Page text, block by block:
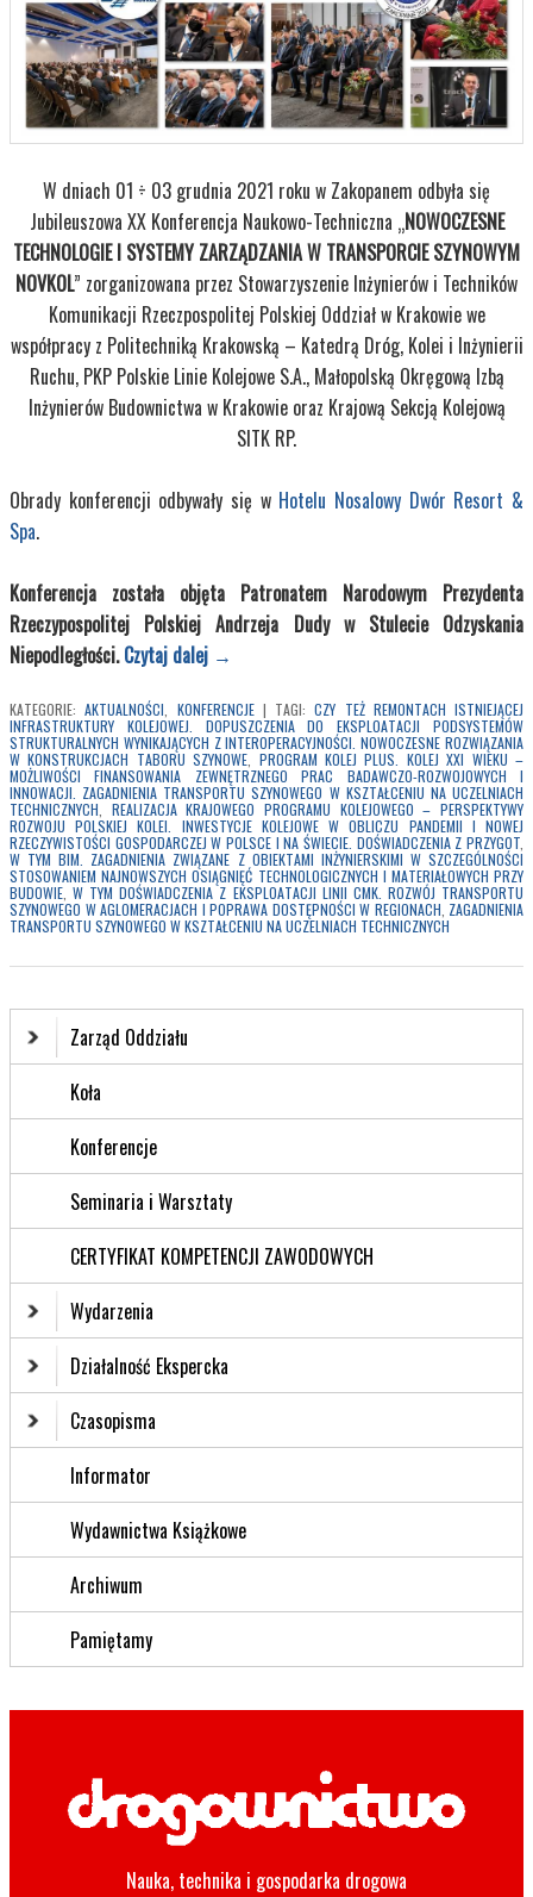
W dniach 01 ÷ 03 grudnia 2021 roku w Zakopanem odbyła się
Jubileuszowa XX Konferencja Naukowo-Techniczna „NOWOCZESNE
TECHNOLOGIE I SYSTEMY ZARZĄDZANIA W TRANSPORCIE SZYNOWYM
NOVKOL” zorganizowana przez Stowarzyszenie Inżynierów i Techników
Komunikacji Rzeczpospolitej Polskiej Oddział w Krakowie we
współpracy z Politechniką Krakowską – Katedrą Dróg, Kolei i Inżynierii
Ruchu, PKP Polskie Linie Kolejowe S.A., Małopolską Okręgową Izbą
Inżynierów Budownictwa w Krakowie oraz Krajową Sekcją Kolejową
SITK RP.
Obrady konferencji odbywały się w Hotelu Nosalowy Dwór Resort &
Spa.
Konferencja została objęta Patronatem Narodowym Prezydenta
Rzeczypospolitej Polskiej Andrzeja Dudy w Stulecie Odzyskania
Niepodległości.Czytaj dalej →
KATEGORIE: AKTUALNOŚCI KONFERENCJE | TAGI: CZY TEŻ REMONTACH ISTNIEJĄCEJ
INFRASTRUKTURY KOLEJOWEJ. DOPUSZCZENIA DO EKSPLOATACJI PODSYSTEMÓW
STRUKTURALNYCH WYNIKAJĄCYCH Z INTEROPERACYJNOŚCI. NOWOCZESNE ROZWIĄZANIA
W KONSTRUKCJACH TABORU SZYNOWE PROGRAM KOLEJ PLUS. KOLEJ XXI WIEKU –
MOŻLIWOŚCI FINANSOWANIA ZEWNĘTRZNEGO PRAC BADAWCZO-ROZWOJOWYCH I
INNOWACJI. ZAGADNIENIA TRANSPORTU SZYNOWEGO W KSZTAŁCENIU NA UCZELNIACH
TECHNICZNYCH
REALIZACJA KRAJOWEGO PROGRAMU KOLEJOWEGO – PERSPEKTYWY
ROZWOJU POLSKIEJ KOLEI. INWESTYCJE KOLEJOWE W OBLICZU PANDEMII I NOWEJ
RZECZYWISTOŚCI GOSPODARCZEJ W POLSCE I NA ŚWIECIE. DOŚWIADCZENIA Z PRZYGOT
W TYM BIM. ZAGADNIENIA ZWIĄZANE Z OBIEKTAMI INŻYNIERSKIMI W SZCZEGÓLNOŚCI
STOSOWANIEM NAJNOWSZYCH OSIĄGNIĘĆ TECHNOLOGICZNYCH I MATERIAŁOWYCH PRZY
BUDOWIE ,W TYM DOŚWIADCZENIA Z EKSPLOATACJI LINII CMK. ROZWÓJ TRANSPORTU
SZYNOWEGO W AGLOMERACJACH I POPRAWA DOSTĘPNOŚCI W REGIONACH ZAGADNIENIA
TRANSPORTU SZYNOWEGO W KSZTAŁCENIU NA UCZELNIACH TECHNICZNYCH
Zarząd Oddziału
Koła
Konferencje
Seminaria i Warsztaty
CERTYFIKAT KOMPETENCJI ZAWODOWYCH
Wydarzenia
Działalność Ekspercka
Czasopisma
Informator
Wydawnictwa Książkowe
Archiwum
Pamiętamy
Nauka, technika i gospodarka drogowa